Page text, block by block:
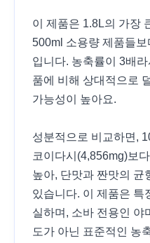
이 제품은 1.8L의 가장
500ml 소용량 제품들
입니다. 농축률이 3배
품에 비해 상대적으로
가능성이 높아요.
성분적으로 비교하면,
코이다시(4,856mg)보
높아, 단맛과 짠맛의 균
있습니다. 이 제품은 특
실하며, 소바 전용인 야
도가 아닌 표준적인 농